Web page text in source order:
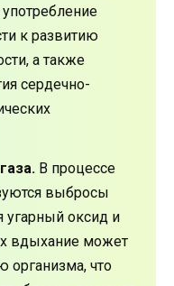
к развитию
а также
сердечно-
В процессе
выбросы
угарный оксид и
вдыхание может
организма, что